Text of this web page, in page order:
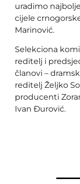
uradimo
cijele
Marinović.
Selekciona
reditelj i
članovi –
reditelj Željko
producenti
Ivan Đurović.